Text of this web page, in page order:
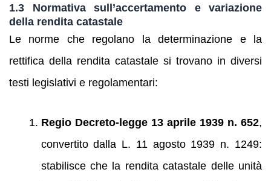
1.3 Normativa sull’accertamento e variazione
della rendita catastale
Le norme che regolano la determinazione e la
rettifica della rendita catastale si trovano in diversi
testi legislativi e regolamentari:
Regio Decreto‑legge 13 aprile 1939 n. 652,
convertito dalla L. 11 agosto 1939 n. 1249:
stabilisce che la rendita catastale delle unità